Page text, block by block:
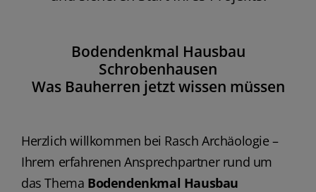
Bodendenkmal Hausbau
Schrobenhausen
Was Bauherren jetzt wissen müssen
Herzlich willkommen bei Rasch Archäologie –
Ihrem erfahrenen Ansprechpartner rund um
das Thema Bodendenkmal Hausbau